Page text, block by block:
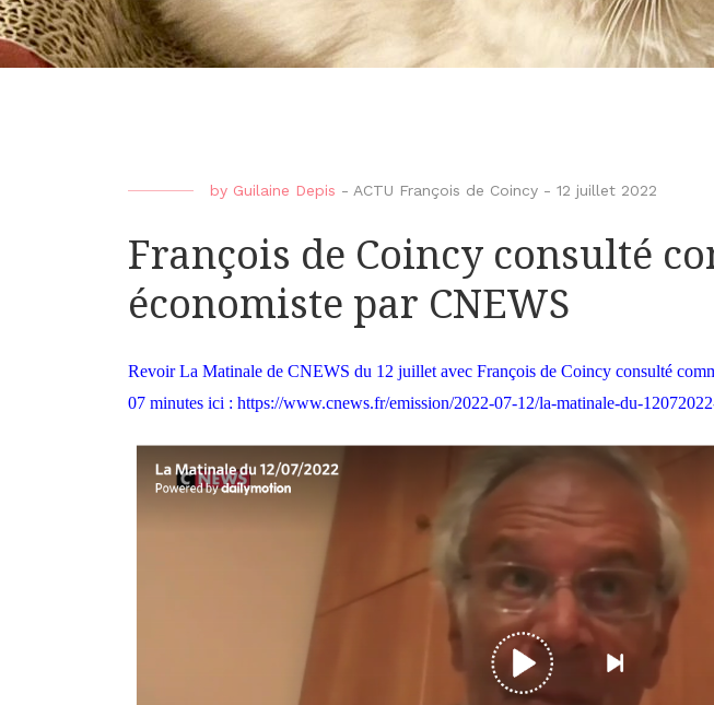
by Guilaine Depis - ACTU François de Coincy - 12 juillet 2022
François de Coincy consulté
économiste par CNEWS
Revoir La Matinale de CNEWS du 12 juillet avec François de Coincy consulté
07 minutes ici : https://www.cnews.fr/emission/2022-07-12/la-matinale-du-